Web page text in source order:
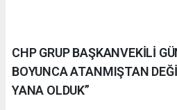
CHP GRUP BAŞKANVEKİLİ
BOYUNCA ATANMIŞTAN
YANA OLDUK”